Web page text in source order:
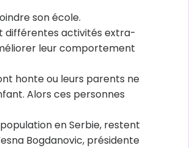
son école.
différentes activités extra-
leur comportement
honte ou leurs parents ne
Alors ces personnes
en Serbie, restent
Bogdanovic, présidente